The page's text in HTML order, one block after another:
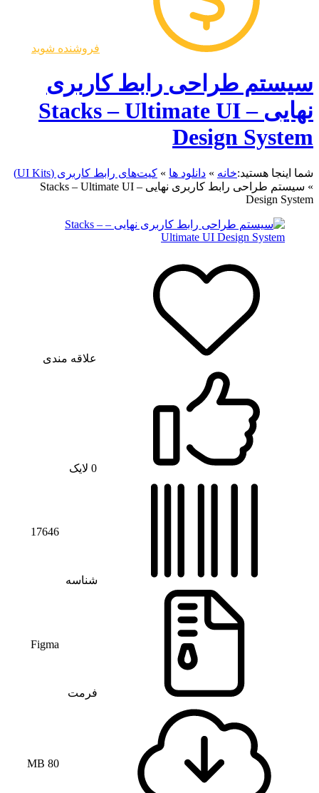
فروشنده شوید
سیستم طراحی رابط کاربری
نهایی – Stacks – Ultimate UI
Design System
شما اینجا هستید:خانه » دانلود ها » کیت‌های رابط کاربری (UI Kits)
»
سیستم طراحی رابط کاربری نهایی – Stacks – Ultimate UI
Design System
علاقه مندی
0 لایک
شناسه
17646
فرمت
Figma
80 MB